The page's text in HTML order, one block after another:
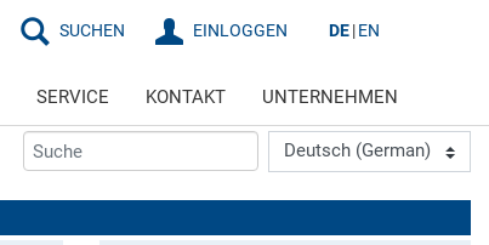
SUCHEN EINLOGGEN DE EN
SERVICE KONTAKT UNTERNEHMEN